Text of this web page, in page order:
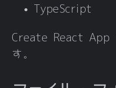
TypeScript
Create React App
す。